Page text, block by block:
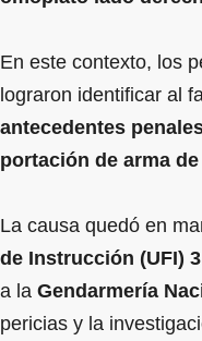
En este contexto, los
lograron identificar al
antecedentes
portación de arma
La causa quedó en
de Instrucción (UFI)
a la Gendarmería
pericias y la